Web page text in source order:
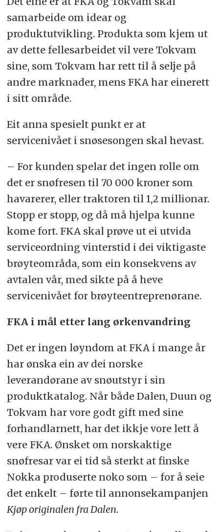
samarbeide om idear og
produktutvikling. Produkta som kjem ut
av dette fellesarbeidet vil vere Tokvam
sine, som Tokvam har rett til å selje på
andre marknader, mens FKA har einerett
i sitt område.
Eit anna spesielt punkt er at
servicenivået i snøsesongen skal hevast.
– For kunden spelar det ingen rolle om
det er snøfresen til 70 000 kroner som
havarerer, eller traktoren til 1,2 millionar.
Stopp er stopp, og då må hjelpa kunne
kome fort. FKA skal prøve ut ei utvida
serviceordning vinterstid i dei viktigaste
brøyteområda, som ein konsekvens av
avtalen vår, med sikte på å heve
servicenivået for brøyteentreprenørane.
FKA i mål etter lang ørkenvandring
Det er ingen løyndom at FKA i mange år
har ønska ein av dei norske
leverandørane av snøutstyr i sin
produktkatalog. Når både Dalen, Duun og
Tokvam har vore godt gift med sine
forhandlarnett, har det ikkje vore lett å
vere FKA. Ønsket om norskaktige
snøfresar var ei tid så sterkt at finske
Nokka produserte noko som – for å seie
det enkelt – førte til annonsekampanjen
Kjøp originalen fra Dalen.